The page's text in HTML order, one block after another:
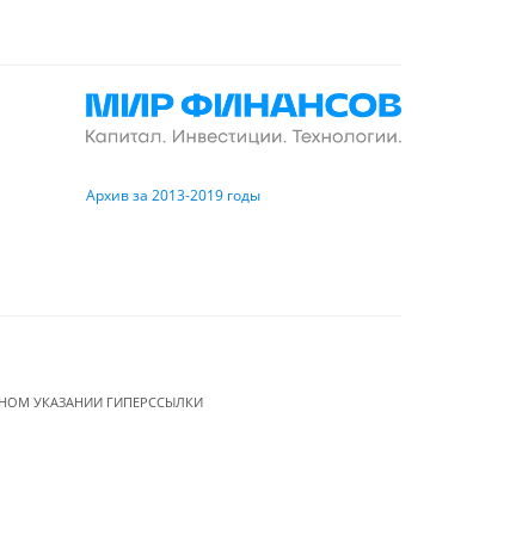
Архив за 2013-2019 годы
УКАЗАНИИ ГИПЕРССЫЛКИ